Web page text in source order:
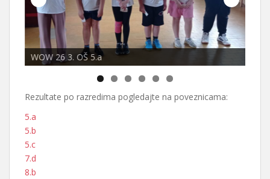
WOW 26 3. OŠ 5.a
Rezultate po razredima pogledajte na poveznicama:
5.a
5.b
5.c
7.d
8.b